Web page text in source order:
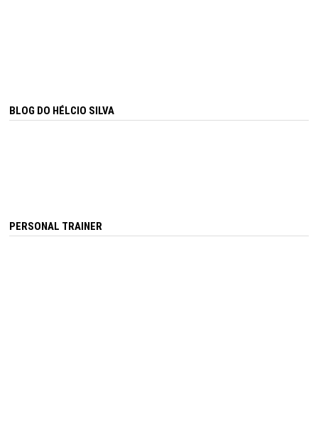
BLOG DO HÉLCIO SILVA
PERSONAL TRAINER